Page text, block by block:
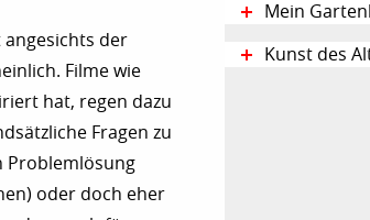
angesichts der
Filme wie
hat, regen dazu
Fragen zu
Problemlösung
oder doch eher
Mein
Kunst des